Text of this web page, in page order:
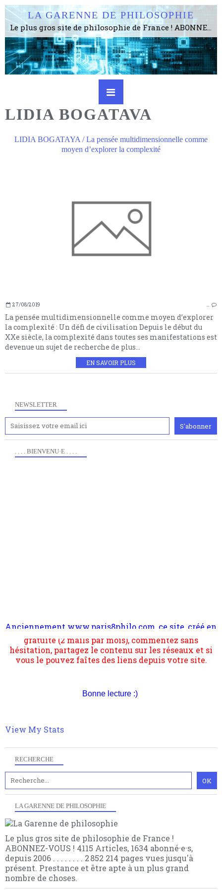
LA GARENNE DE PHILOSOPHIE
Le plus gros site de philosophie de France ! ABONNEZ-VOUS ! 4115 Articles, 1634 abonné·e·s, depuis 2006 . . . . . . . . 2 852 214 pages vues jusqu'à présent. Prestance et être apte à un plus grand nombre de choses.
LIDIA BOGATAVA
LIDIA BOGATAYA / La pensée multidimensionnelle comme
moyen d’explorer la complexité
27/08/2019 …
La pensée multidimensionnelle comme moyen d’explorer
la complexité : Un défi de civilisation Depuis le début du
XXe siècle, la complexité dans toutes ses manifestations est
devenue un sujet de recherche de plus...
EN SAVOIR PLUS
NEWSLETTER
RECHERCHE
LA GARENNE DE PHILOSOPHIE
Le plus gros site de philosophie de France !
ABONNEZ-VOUS ! 4115 Articles, 1634 abonné·e·s,
depuis 2006 . . . . . . . . 2 852 214 pages vues jusqu'à
présent. Prestance et être apte à un plus grand
nombre de choses.
. . . . BIENVENU·E . . . .
2006 lors du mouvement anti-CPE, a rendu compte de
s'occupe plus largement de rendre compte d'une
transformation dans les paradigmes philosophiques
suivant la pensée du Dehors ou du Surpli, omme la
quantique, résolvant la plupart des impasses
multiples facteurs et échelles. Ce site contient des
articles pour être apte à un plus grand nombre de
gratuite (2 mails par mois), commentez sans
hésitation, partagez le contenu sur les réseaux et si
vous le pouvez faîtes des liens depuis votre site.
Bonne lecture :)
View My Stats